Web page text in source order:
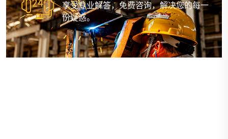
享受专业解答，免费咨询，解决您的每一
份疑惑。